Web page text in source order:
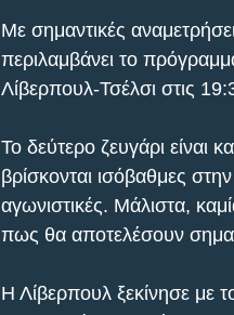
Με σημαντικές
περιλαμβάνει το
Λίβερπουλ-Τσέλσι στις
Το δεύτερο ζευγάρι είναι
βρίσκονται ισόβαθμες
αγωνιστικές. Μάλιστα,
πως θα αποτελέσουν
Η Λίβερπουλ ξεκίνησε με